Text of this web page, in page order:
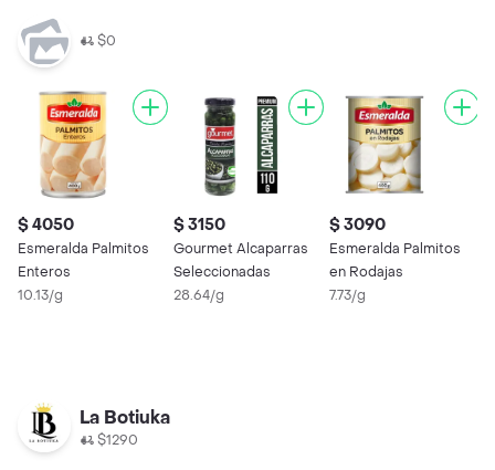
$0
$ 4050
Esmeralda Palmitos
Enteros
10.13/g
$ 3150
Gourmet Alcaparras
Seleccionadas
28.64/g
$ 3090
Esmeralda Palmitos
en Rodajas
7.73/g
La Botiuka
$1290